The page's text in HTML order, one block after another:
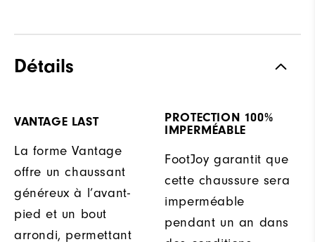
Détails
VANTAGE LAST
La forme Vantage
offre un chaussant
généreux à l’avant-
pied et un bout
arrondi, permettant
PROTECTION 100%
IMPERMÉABLE
FootJoy garantit que
cette chaussure sera
imperméable
pendant un an dans